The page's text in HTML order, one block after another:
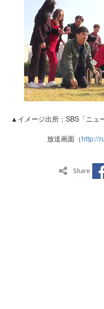
▲イメージ出所：SBS「ニュ
放送画面（http://
Share